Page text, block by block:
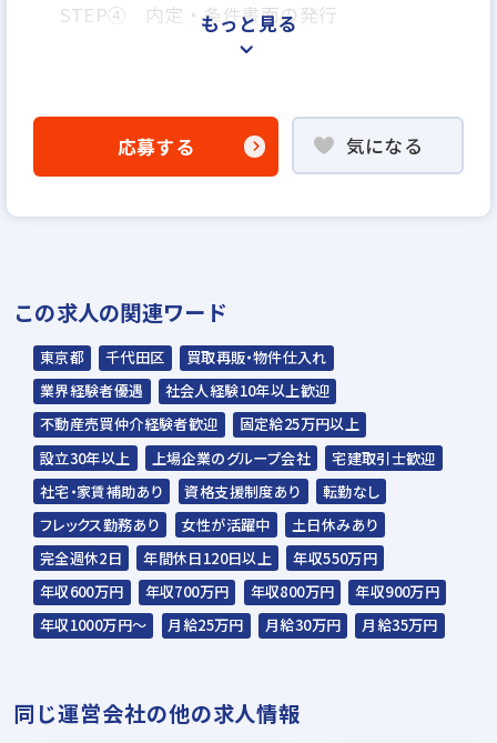
STEP④ 内定・条件書面の発行
力を推奨しております。
もっと見る
応募する 気になる
この求人の関連ワード
東京都 千代田区
買取再販・物件仕入れ
業界経験者優遇
社会人経験10年以上歓迎
不動産売買仲介経験者歓迎
固定給25万円以上
設立30年以上
上場企業のグループ会社
宅建取引士歓迎
社宅・家賃補助あり
資格支援制度あり
転勤なし
フレックス勤務あり
女性が活躍中
土日休みあり
完全週休2日
年間休日120日以上
年収550万円
年収600万円
年収700万円 年収800万円
年収900万円
年収1000万円～
月給25万円 月給30万円 月給35万円
同じ運営会社の他の求人情報